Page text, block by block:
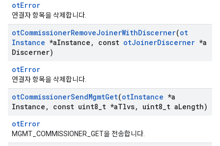
otError
연결자 항목을 삭제합니다.
otCommissionerRemoveJoinerWithDiscerner(ot
Instance *aInstance , const otJoinerDiscerner *a
Discerner)
otError
연결자 항목을 삭제합니다.
otCommissionerSendMgmtGet(otInstance *a
Instance , const uint8 t *aTlvs, uint8 t aLength)
otError
MGMT_COMMISSIONER_GET을 전송합니다.